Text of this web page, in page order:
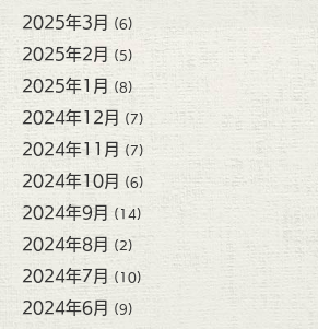
2025年3月 (6)
2025年2月 (5)
2025年1月 (8)
2024年12月 (7)
2024年11月 (7)
2024年10月 (6)
2024年9月 (14)
2024年8月 (2)
2024年7月 (10)
2024年6月 (9)